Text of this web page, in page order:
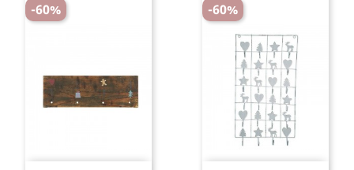
-60% -60%